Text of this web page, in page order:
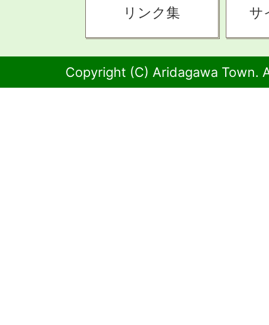
リンク集 サ
Copyright (C) Aridagawa Town.